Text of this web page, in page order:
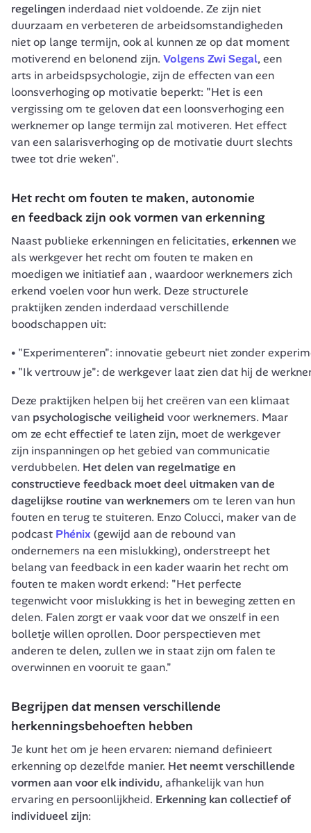
regelingen inderdaad niet voldoende. Ze zijn niet
duurzaam en verbeteren de arbeidsomstandigheden
niet op lange termijn, ook al kunnen ze op dat moment
motiverend en belonend zijn. Volgens Zwi Segal, een
arts in arbeidspsychologie, zijn de effecten van een
loonsverhoging op motivatie beperkt: "Het is een
vergissing om te geloven dat een loonsverhoging een
werknemer op lange termijn zal motiveren. Het effect
van een salarisverhoging op de motivatie duurt slechts
twee tot drie weken".
Het recht om fouten te maken, autonomie
en feedback zijn ook vormen van erkenning
Naast publieke erkenningen en felicitaties, erkennen we
als werkgever het recht om fouten te maken en
moedigen we initiatief aan , waardoor werknemers zich
erkend voelen voor hun werk. Deze structurele
praktijken zenden inderdaad verschillende
boodschappen uit:
"Experimenteren": innovatie gebeurt niet zonder
"Ik vertrouw je": de werkgever laat zien dat hij de
Deze praktijken helpen bij het creëren van een klimaat
van psychologische veiligheid voor werknemers. Maar
om ze echt effectief te laten zijn, moet de werkgever
zijn inspanningen op het gebied van communicatie
verdubbelen. Het delen van regelmatige en
constructieve feedback moet deel uitmaken van de
dagelijkse routine van werknemers om te leren van hun
fouten en terug te stuiteren. Enzo Colucci, maker van de
podcast Phénix (gewijd aan de rebound van
ondernemers na een mislukking), onderstreept het
belang van feedback in een kader waarin het recht om
fouten te maken wordt erkend: "Het perfecte
tegenwicht voor mislukking is het in beweging zetten en
delen. Falen zorgt er vaak voor dat we onszelf in een
bolletje willen oprollen. Door perspectieven met
anderen te delen, zullen we in staat zijn om falen te
overwinnen en vooruit te gaan."
Begrijpen dat mensen verschillende
herkenningsbehoeften hebben
Je kunt het om je heen ervaren: niemand definieert
erkenning op dezelfde manier. Het neemt verschillende
vormen aan voor elk individu, afhankelijk van hun
ervaring en persoonlijkheid. Erkenning kan collectief of
individueel zijn: